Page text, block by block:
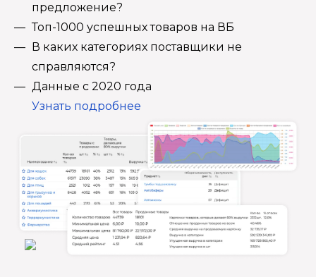
предложение?
Топ-1000 успешных товаров на ВБ
В каких категориях поставщики не
справляются?
Данные с 2020 года
Узнать подробнее